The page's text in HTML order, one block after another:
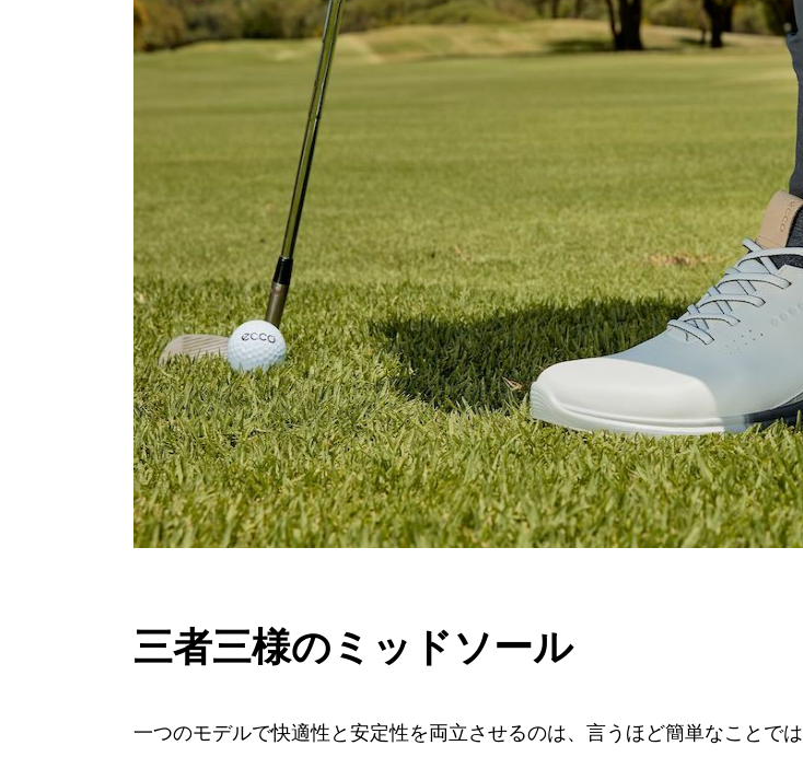
三者三様のミッドソール
一つのモデルで快適性と安定性を両立させるのは、言うほど簡単なことで